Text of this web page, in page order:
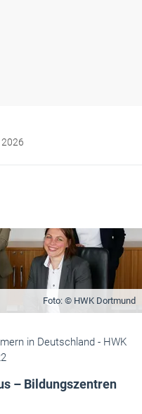
Foto: © HWK Dortmund
in Deutschland - HWK
– Bildungszentren